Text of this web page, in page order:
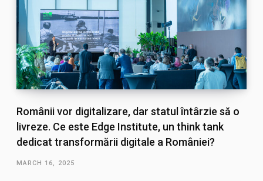
Românii vor digitalizare, dar statul întârzie să o
livreze. Ce este Edge Institute, un think tank
dedicat transformării digitale a României?
MARCH 16, 2025